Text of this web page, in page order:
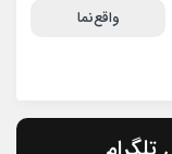
واقع‌نما